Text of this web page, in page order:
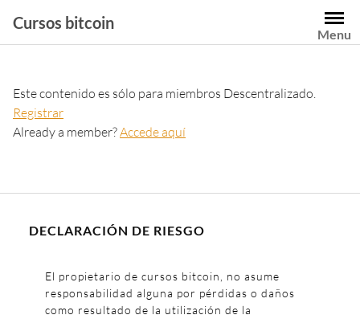
Cursos bitcoin
Menu
Este contenido es sólo para miembros Descentralizado.
Registrar
Already a member?Accede aquí
DECLARACIÓN DE RIESGO
El propietario de cursos bitcoin, no asume
responsabilidad alguna por pérdidas o daños
como resultado de la utilización de la